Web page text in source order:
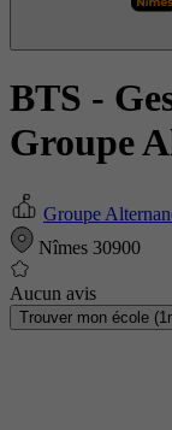
BTS -
Groupe
Groupe
Nîmes 30900
Aucun avis
Trouver mon école